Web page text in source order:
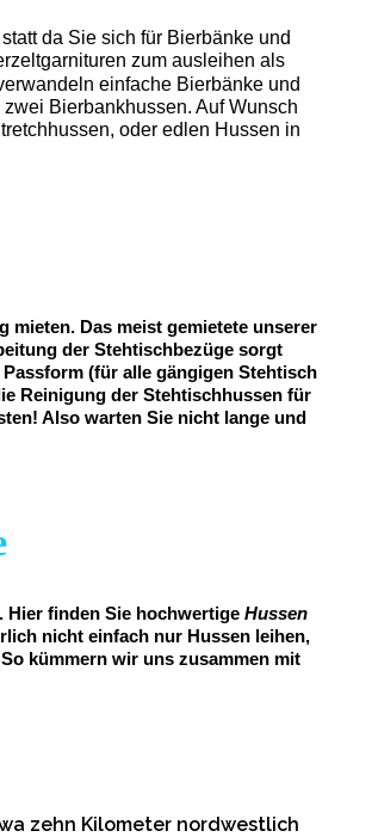
da Sie sich für Bierbänke und
zum ausleihen als
einfache Bierbänke und
Bierbankhussen. Auf Wunsch
oder edlen Hussen in
mieten. Das meist gemietete unserer
der Stehtischbezüge sorgt
(für alle gängigen Stehtisch
Reinigung der Stehtischhussen für
Also warten Sie nicht lange und
Hier finden Sie hochwertige Hussen
nicht einfach nur Hussen leihen,
kümmern wir uns zusammen mit
zehn Kilometer nordwestlich